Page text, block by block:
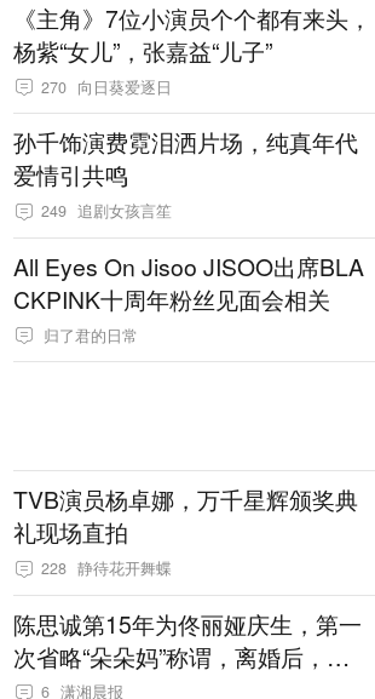
《主角》7位小演员个个都有来头，
杨紫“女儿”，张嘉益“儿子”
270 向日葵爱逐日
孙千饰演费霓泪洒片场，纯真年代
爱情引共鸣
249 追剧女孩言笙
All Eyes On Jisoo JISOO出席BLA
CKPINK十周年粉丝见面会相关
归了君的日常
TVB演员杨卓娜，万千星辉颁奖典
礼现场直拍
228 静待花开舞蝶
陈思诚第15年为佟丽娅庆生，第一
次省略“朵朵妈”称谓，离婚后，两
人事业上仍有合作
6 潇湘晨报